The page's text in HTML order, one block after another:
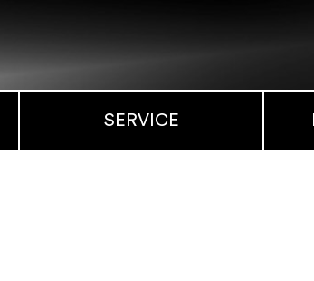
SERVICE